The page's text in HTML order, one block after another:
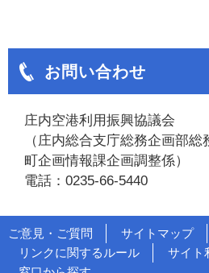
お問い合わせ
庄内空港利用振興協議会
（庄内総合支庁総務企画部
町企画情報課企画調整係）
電話：0235-66-5440
ご意見・ご質問 サイトマップ
リンクに関するルール
サイト